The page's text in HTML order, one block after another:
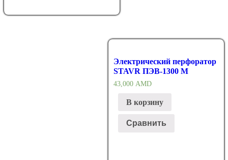
Электрический перфоратор
STAVR ПЭВ-1300 М
43,000 AMD
В корзину
Сравнить